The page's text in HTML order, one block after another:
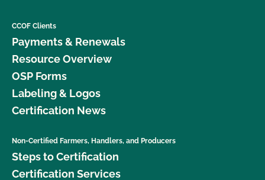
CCOF Clients
Payments & Renewals
Resource Overview
OSP Forms
Labeling & Logos
Certification News
Non-Certified Farmers, Handlers, and Producers
Steps to Certification
Certification Services